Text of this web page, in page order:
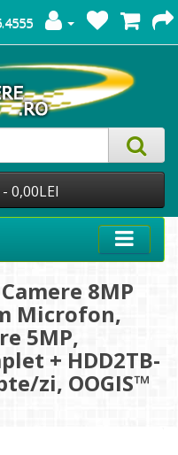
0,00LEI
8MP
Microfon,
5MP,
+ HDD2TB-
zi, OOGIS™